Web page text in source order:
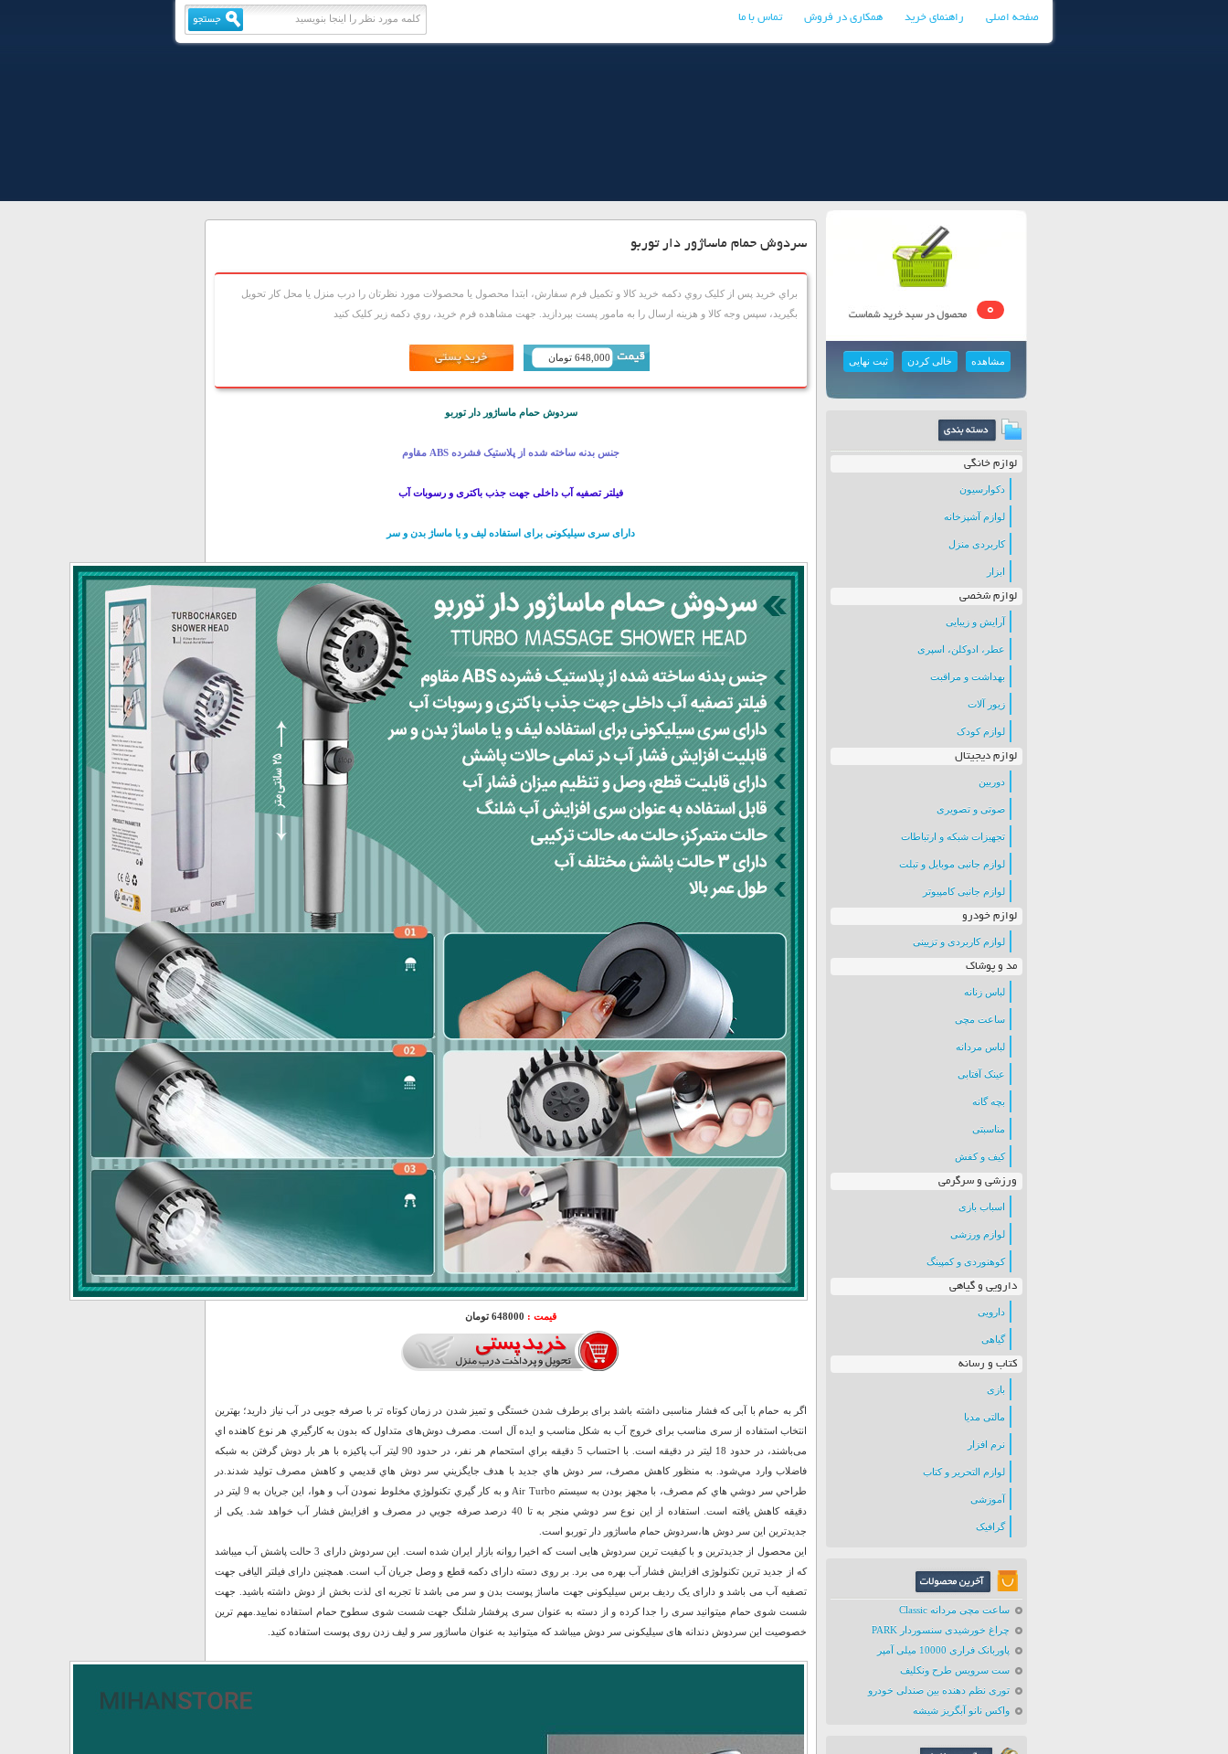
صفحه اصلی راهنمای خرید همکاری در فروش تماس با ما
0
مشاهده خالی کردن ثبت نهایی
لوازم خانگی
دکوارسیون
لوازم آشپزخانه
کاربردی منزل
ابزار
لوازم شخصی
آرایش و زیبایی
عطر، ادوکلن، اسپری
بهداشت و مراقبت
زیور آلات
لوازم کودک
لوازم دیجیتال
دوربین
صوتی و تصویری
تجهیزات شبکه و ارتباطات
لوازم جانبی موبایل و تبلت
لوازم جانبی کامپیوتر
لوازم خودرو
لوازم کاربردی و تزیینی
مد و پوشاک
لباس زنانه
ساعت مچی
لباس مردانه
عینک آفتابی
بچه گانه
مناسبتی
کیف و کفش
ورزشی و سرگرمی
اسباب بازی
لوازم ورزشی
کوهنوردی و کمپینگ
دارویی و گیاهی
دارویی
گیاهی
کتاب و رسانه
بازی
مالتی مدیا
نرم افزار
لوازم التحریر و کتاب
آموزشی
گرافیک
ساعت مچی مردانه Classic
چراغ خورشیدی سنسوردار PARK
پاوربانک فراری 10000 میلی آمپر
ست سرویس طرح ونکلیف
توری نظم دهنده بین صندلی خودرو
واکس نانو آبگریز شیشه
سردوش حمام ماساژور دار توربو
براي خريد پس از کليک روي دکمه خريد کالا و تکميل فرم سفارش، ابتدا محصول يا محصولات مورد نظرتان را درب منزل يا محل کار تحويل
بگيريد، سپس وجه کالا و هزينه ارسال را به مامور پست بپردازيد. جهت مشاهده فرم خريد، روي دکمه زير کليک کنيد
648,000 تومان
سردوش حمام ماساژور دار توربو
جنس بدنه ساخته شده از پلاستیک فشرده ABS مقاوم
فیلتر تصفیه آب داخلی جهت جذب باکتری و رسوبات آب
دارای سری سیلیکونی برای استفاده لیف و یا ماساژ بدن و سر
قیمت : 648000 تومان
اگر به حمام با آبی که فشار مناسبی داشته باشد برای برطرف شدن خستگی و تمیز شدن در زمان کوتاه تر با صرفه جویی در آب نیاز دارید؛ بهترین
انتخاب استفاده از سری مناسب برای خروج آب به شکل مناسب و ایده آل است. مصرف دوش‌های متداول که بدون به کارگيري هر نوع کاهنده اي
می‌باشند، در حدود 18 ليتر در دقيقه است. با احتساب 5 دقيقه براي استحمام هر نفر، در حدود 90 ليتر آب پاکيزه با هر بار دوش گرفتن به شبکه
فاضلاب وارد مي‌شود. به منظور کاهش مصرف، سر دوش هاي جديد با هدف جايگزيني سر دوش هاي قديمي و کاهش مصرف توليد شدند.در
طراحي سر دوشي هاي کم مصرف، با مجهز بودن به سیستم Air Turbo و به کار گيري تکنولوژي مخلوط نمودن آب و هوا، این جريان به 9 ليتر در
دقيقه کاهش يافته است. استفاده از اين نوع سر دوشي منجر به تا 40 درصد صرفه جويي در مصرف و افزایش فشار آب خواهد شد. یکی از
جدیدترین این سر دوش ها،سردوش حمام ماساژور دار توربو است.
این محصول از جدیدترین و با کیفیت ترین سردوش هایی است که اخیرا روانه بازار ایران شده است. این سردوش دارای 3 حالت پاشش آب میباشد
که از جدید ترین تکنولوژی افزایش فشار آب بهره می برد. بر روی دسته دارای دکمه قطع و وصل جریان آب است. همچنین دارای فیلتر الیافی جهت
تصفیه آب می باشد و دارای یک ردیف برس سیلیکونی جهت ماساژ پوست بدن و سر می باشد تا تجربه ای لذت بخش از دوش داشته باشید. جهت
شست شوی حمام میتوانید سری را جدا کرده و از دسته به عنوان سری پرفشار شلنگ جهت شست شوی سطوح حمام استفاده نمایید.مهم ترین
خصوصیت این سردوش دندانه های سیلیکونی سر دوش میباشد که میتوانید به عنوان ماساژور سر و لیف زدن روی پوست استفاده کنید.